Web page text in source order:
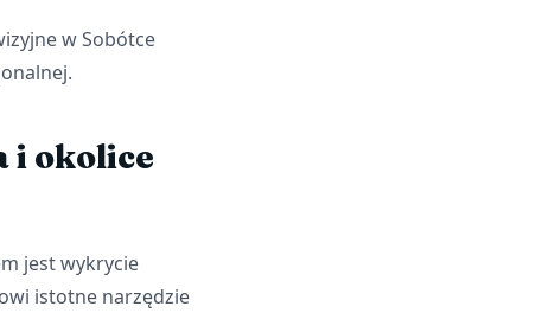
w Sobótce
i okolice
jest wykrycie
istotne narzędzie